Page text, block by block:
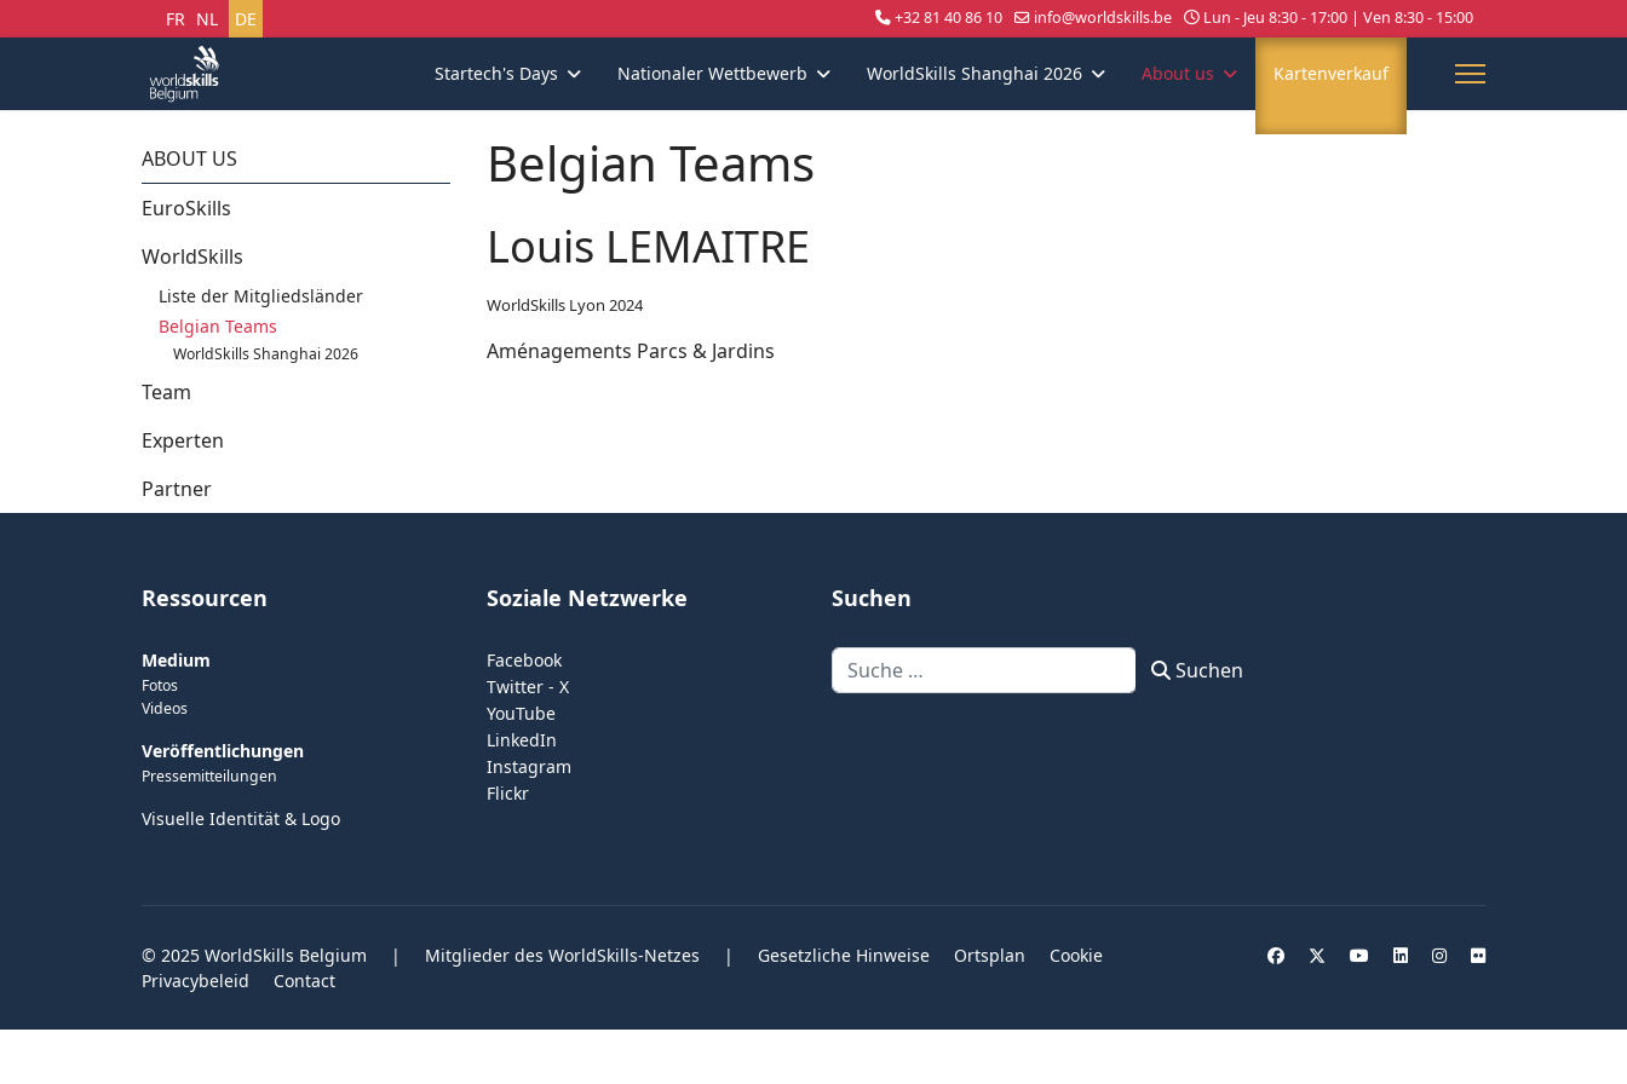
Sprache auswählen
FR NL DE +32 81 40 86 10 info@worldskills.be Lun - Jeu 8:30 - 17:00 | Ven 8:30 - 15:00
Startech's Days Nationaler Wettbewerb WorldSkills Shanghai 2026 About us Kartenverkauf
ABOUT US
EuroSkills
WorldSkills
Liste der Mitgliedsländer
Belgian Teams
WorldSkills Shanghai 2026
Team
Experten
Partner
Belgian Teams
Louis LEMAITRE
WorldSkills Lyon 2024
Aménagements Parcs & Jardins
Ressourcen
Medium
Fotos
Videos
Veröffentlichungen
Pressemitteilungen
Visuelle Identität & Logo
Soziale Netzwerke
Facebook
Twitter - X
YouTube
LinkedIn
Instagram
Flickr
Suchen
Suchen Suchen
© 2025 WorldSkills Belgium | Mitglieder des WorldSkills-Netzes | Gesetzliche Hinweise Ortsplan
Cookie
Privacybeleid
Contact